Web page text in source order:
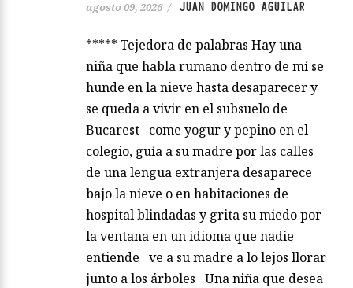
agosto 09, 2026 / JUAN DOMINGO AGUILAR
***** Tejedora de palabras Hay una
niña que habla rumano dentro de mí se
hunde en la nieve hasta desaparecer y
se queda a vivir en el subsuelo de
Bucarest come yogur y pepino en el
colegio, guía a su madre por las calles
de una lengua extranjera desaparece
bajo la nieve o en habitaciones de
hospital blindadas y grita su miedo por
la ventana en un idioma que nadie
entiende ve a su madre a lo lejos llorar
junto a los árboles Una niña que desea